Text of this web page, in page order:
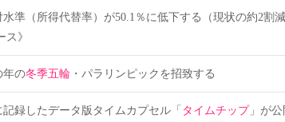
水準（所得代替率）が50.1％に低下する（現状の約2割
》
年の冬季五輪 ・パラリンピックを招致する
記録したデータ版タイムカプセル「 タイムチップ」が